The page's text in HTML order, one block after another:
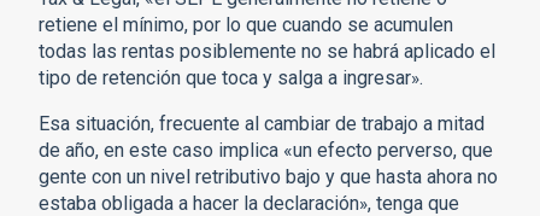
retiene el mínimo, por lo que cuando se acumulen
todas las rentas posiblemente no se habrá aplicado el
tipo de retención que toca y salga a ingresar».
Esa situación, frecuente al cambiar de trabajo a mitad
de año, en este caso implica «un efecto perverso, que
gente con un nivel retributivo bajo y que hasta ahora no
estaba obligada a hacer la declaración», tenga que